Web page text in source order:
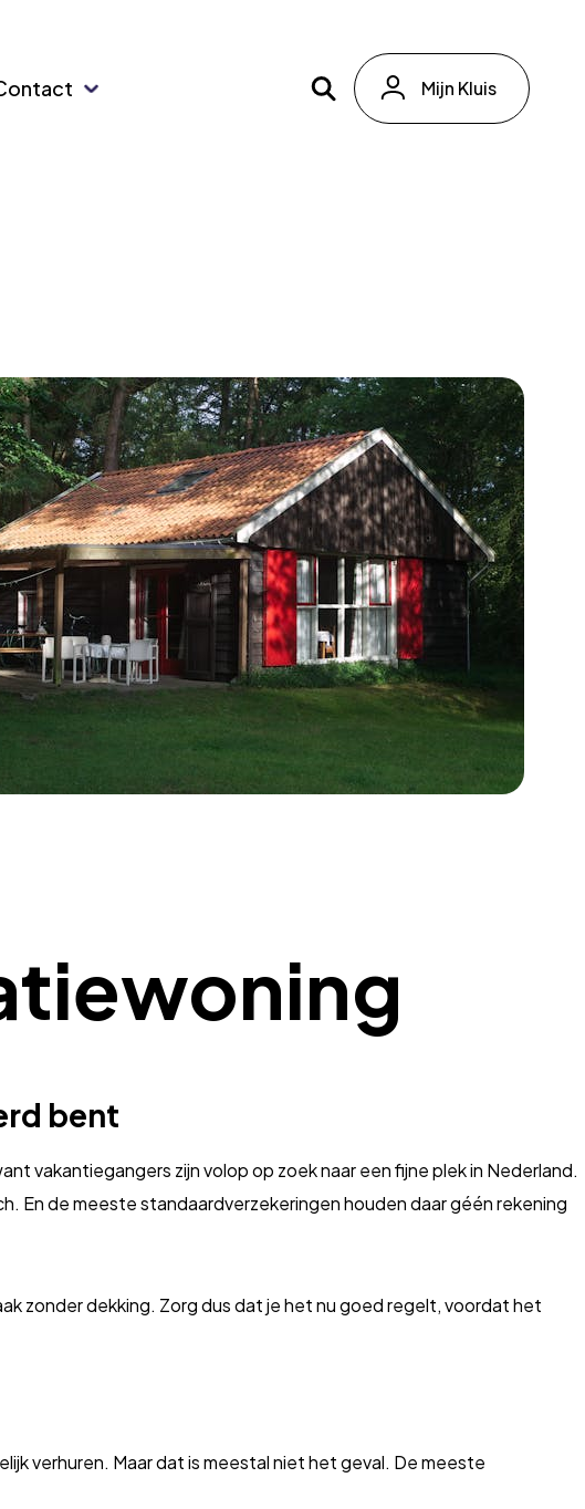
Mijn Kluis
bent
vakantiegangers zijn volop op zoek naar een fijne plek in Nederland.
En de meeste standaardverzekeringen houden daar géén rekening
zonder dekking. Zorg dus dat je het nu goed regelt, voordat het
verhuren. Maar dat is meestal niet het geval. De meeste